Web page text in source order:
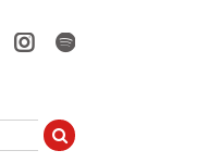
Facebook
Instagram
Spotify